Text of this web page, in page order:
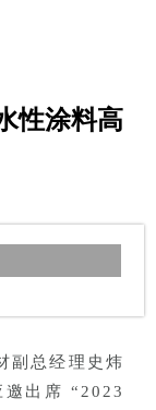
性涂料高
副总经理史炜
邀出席 “2023